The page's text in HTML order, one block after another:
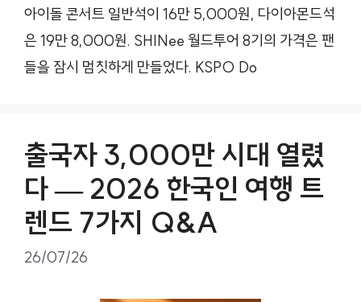
아이돌 콘서트 일반석이 16만 5,000원, 다이아몬드석
은 19만 8,000원. SHINee 월드투어 8기의 가격은 팬
들을 잠시 멈칫하게 만들었다. KSPO Do
출국자 3,000만 시대 열렸
다 — 2026 한국인 여행 트
렌드 7가지 Q&A
26/07/26